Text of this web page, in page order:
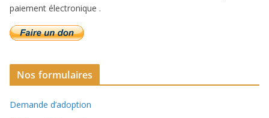
paiement électronique .
Nos formulaires
Demande d’adoption